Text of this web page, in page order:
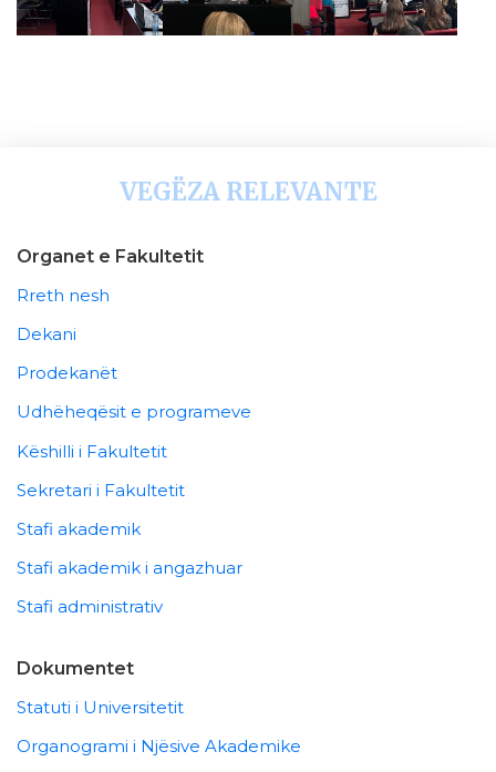
VEGËZA RELEVANTE
Organet e Fakultetit
Rreth nesh
Dekani
Prodekanët
Udhëheqësit e programeve
Këshilli i Fakultetit
Sekretari i Fakultetit
Stafi akademik
Stafi akademik i angazhuar
Stafi administrativ
Dokumentet
Statuti i Universitetit
Organogrami i Njësive Akademike